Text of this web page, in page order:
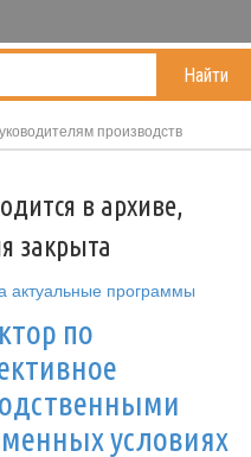
Найти
производств
в архиве,
закрыта
актуальные программы
по
условиях